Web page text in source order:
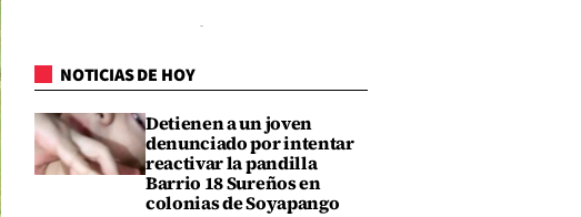
NOTICIAS DE HOY
Detienen a un joven
denunciado por intentar
reactivar la pandilla
Barrio 18 Sureños en
colonias de Soyapango